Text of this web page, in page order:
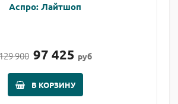
Аспро: Лайтшоп
900 97 425 руб
В КОРЗИНУ